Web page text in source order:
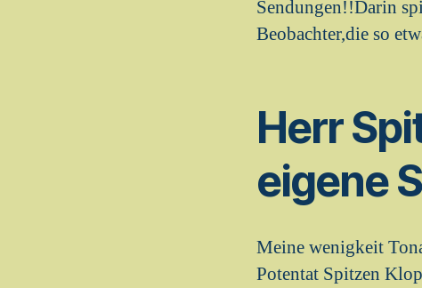
Sendungen!!Darin
Beobachter,die so
Herr
eigene
Meine wenigkeit
Potentat Spitzen